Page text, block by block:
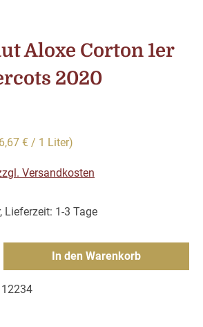
Aloxe Corton 1er
2020
€ / 1 Liter)
Versandkosten
Lieferzeit: 1-3 Tage
Gib den gewünschten
In den Warenkorb